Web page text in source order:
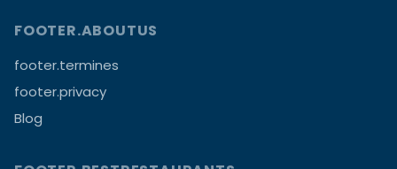
FOOTER.ABOUTUS
footer.termines
footer.privacy
Blog